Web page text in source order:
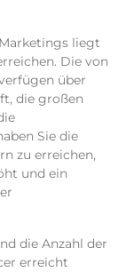
liegt
Die von
über
die großen
Sie die
zu erreichen,
und ein
die Anzahl der
erreicht